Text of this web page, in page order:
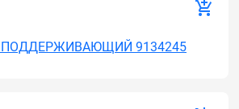
ПОДДЕРЖИВАЮЩИЙ 9134245